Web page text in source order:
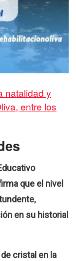
natalidad y
entre los
que el nivel
en su historial
cristal en la